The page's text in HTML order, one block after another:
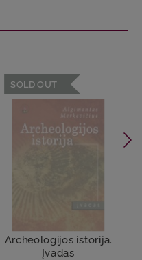
SOLD OUT
Archeologijos istorija.
Įvadas